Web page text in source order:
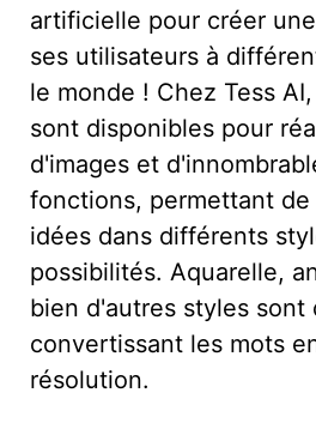
artificielle pour créer
ses utilisateurs à
le monde ! Chez Tess
sont disponibles pour
d'images et
fonctions, permettant
idées dans différents
possibilités. Aquarelle,
bien d'autres styles sont
convertissant les mots
résolution.